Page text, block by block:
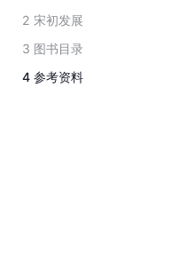
2 宋初发展
3 图书目录
4 参考资料